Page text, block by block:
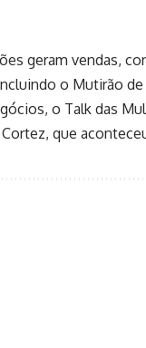
geram vendas,
o Mutirão
o Talk das
que